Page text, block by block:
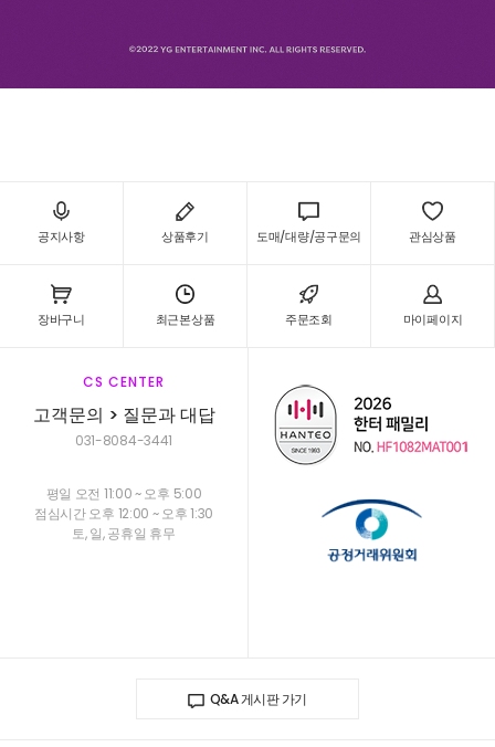
공지사항 상품후기 도매/대량/공구문의 관심상품
장바구니 최근본상품 주문조회 마이페이지
CS CENTER
고객문의 > 질문과 대답
031-8084-3441
평일 오전 11:00 ~ 오후 5:00
점심시간 오후 12:00 ~ 오후 1:30
토, 일, 공휴일 휴무
Q&A 게시판 가기